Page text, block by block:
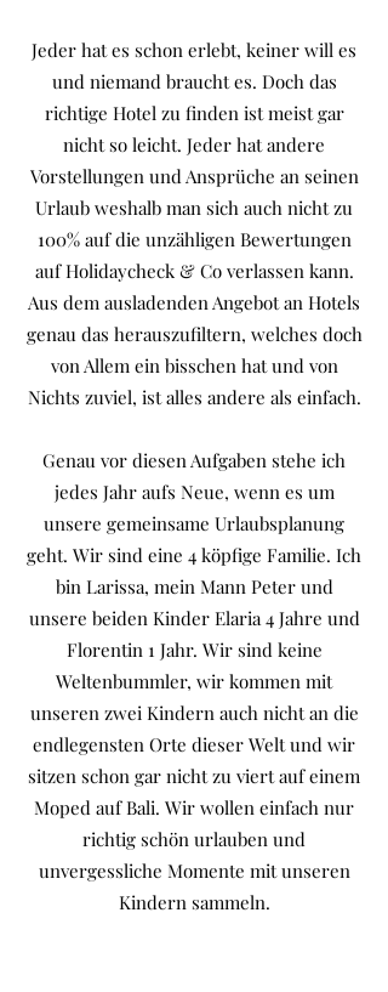
Jeder hat es schon erlebt, keiner will es
und niemand braucht es. Doch das
richtige Hotel zu finden ist meist gar
nicht so leicht. Jeder hat andere
Vorstellungen und Ansprüche an seinen
Urlaub weshalb man sich auch nicht zu
100% auf die unzähligen Bewertungen
auf Holidaycheck & Co verlassen kann.
Aus dem ausladenden Angebot an Hotels
genau das herauszufiltern, welches doch
von Allem ein bisschen hat und von
Nichts zuviel, ist alles andere als einfach.
Genau vor diesen Aufgaben stehe ich
jedes Jahr aufs Neue, wenn es um
unsere gemeinsame Urlaubsplanung
geht. Wir sind eine 4 köpfige Familie. Ich
bin Larissa, mein Mann Peter und
unsere beiden Kinder Elaria 4 Jahre und
Florentin 1 Jahr. Wir sind keine
Weltenbummler, wir kommen mit
unseren zwei Kindern auch nicht an die
endlegensten Orte dieser Welt und wir
sitzen schon gar nicht zu viert auf einem
Moped auf Bali. Wir wollen einfach nur
richtig schön urlauben und
unvergessliche Momente mit unseren
Kindern sammeln.